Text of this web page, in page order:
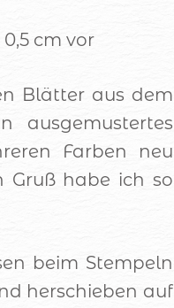
cm vor
Blätter aus dem
ausgemustertes
Farben neu
Gruß habe ich so
beim Stempeln
herschieben auf